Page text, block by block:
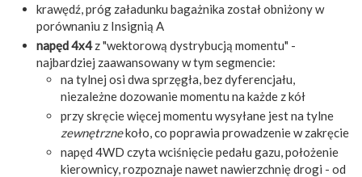
krawędź, próg załadunku bagażnika został obniżony w
porównaniu z Insignią A
napęd 4x4z "wektorową dystrybucją momentu" -
najbardziej zaawansowany w tym segmencie:
na tylnej osi dwa sprzęgła, bez dyferencjału,
niezależne dozowanie momentu na każde z kół
przy skręcie więcej momentu wysyłane jest na tylne
zewnętrznekoło, co poprawia prowadzenie w zakręcie
napęd 4WD czyta wciśnięcie pedału gazu, położenie
kierownicy, rozpoznaje nawet nawierzchnię drogi - od